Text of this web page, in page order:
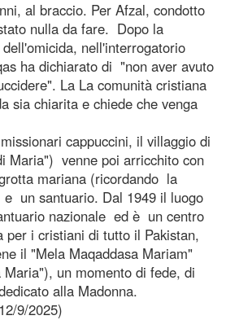
al braccio. Per Afzal, condotto
nulla da fare. Dopo la
nell'interrogatorio
ha dichiarato di "non aver avuto
La La comunità cristiana
sia chiarita e chiede che venga
cappuccini, il villaggio di
Maria") venne poi arricchito con
mariana (ricordando la
e un santuario. Dal 1949 il luogo
nazionale ed è un centro
per i cristiani di tutto il Pakistan,
il "Mela Maqaddasa Mariam"
un momento di fede, di
alla Madonna.
9/2025)